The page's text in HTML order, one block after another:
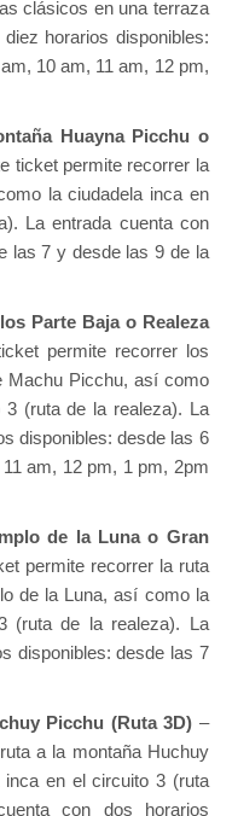
clásicos en una terraza
horarios disponibles:
10 am, 11 am, 12 pm,
Huayna Picchu o
ticket permite recorrer la
la ciudadela inca en
La entrada cuenta con
las 7 y desde las 9 de la
Parte Baja o Realeza
permite recorrer los
Machu Picchu, así como
3 (ruta de la realeza). La
disponibles: desde las 6
am, 12 pm, 1 pm, 2pm
de la Luna o Gran
permite recorrer la ruta
de la Luna, así como la
(ruta de la realeza). La
disponibles: desde las 7
Picchu (Ruta 3D) –
a la montaña Huchuy
en el circuito 3 (ruta
con dos horarios